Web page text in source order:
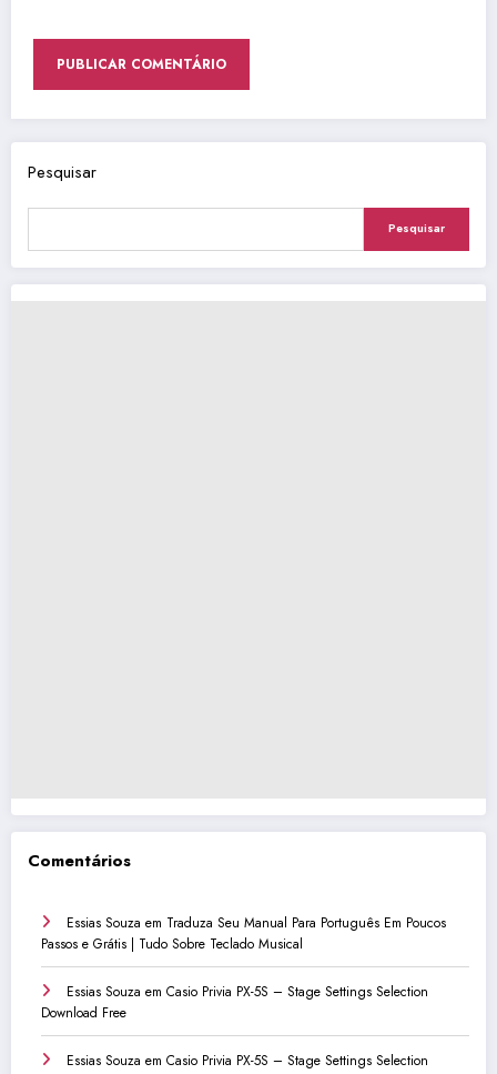
Pesquisar
Pesquisar
Comentários
Essias Souza em Traduza Seu Manual Para Português Em Poucos
Passos e Grátis | Tudo Sobre Teclado Musical
Essias Souza em Casio Privia PX-5S – Stage Settings Selection
Download Free
Essias Souza em Casio Privia PX-5S – Stage Settings Selection